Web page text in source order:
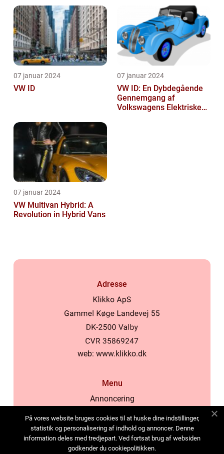
07 januar 2024
VW ID
07 januar 2024
VW ID: En Dybdegående
Gennemgang af
Volkswagens Elektriske
07 januar 2024
VW Multivan Hybrid: A
Revolution in Hybrid Vans
Adresse
web: www.klikko.dk
Menu
Annoncering
Cookies
Kontakt os
På vores website bruges cookies til at huske dine indstillinger,
statistik og personalisering af indhold og annoncer. Denne
information deles med tredjepart. Ved fortsat brug af websiden
godkender du cookiepolitikken.